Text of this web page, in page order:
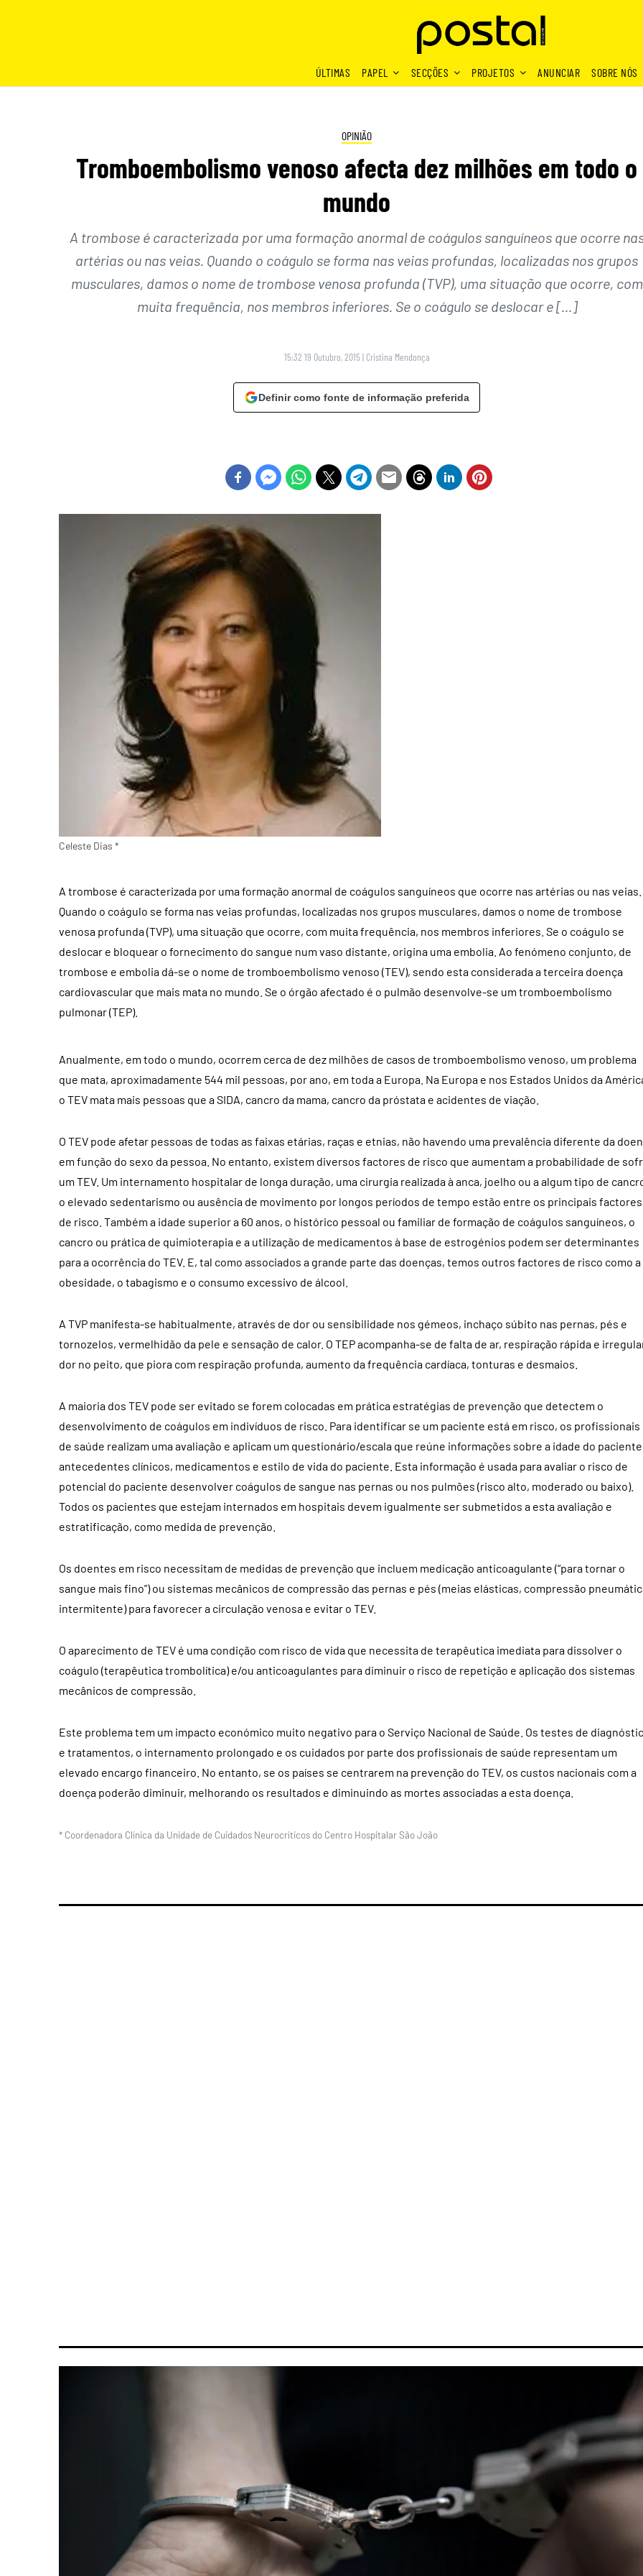
ÚLTIMAS
PAPEL SECÇÕES PROJETOS ANUNCIAR SOBRE NÓS
OPINIÃO
Tromboembolismo venoso afecta dez milhões em todo o
mundo
A trombose é caracterizada por uma formação anormal de coágulos sanguíneos que ocorre
artérias ou nas veias. Quando o coágulo se forma nas veias profundas, localizadas nos grupos
musculares, damos o nome de trombose venosa profunda (TVP), uma situação que ocorre, com
muita frequência, nos membros inferiores. Se o coágulo se deslocar e […]
15:32 19 Outubro, 2015 | Cristina Mendonça
Definir como fonte de informação preferida
Celeste Dias *
A trombose é caracterizada por uma formação anormal de coágulos sanguíneos que ocorre nas artérias ou nas veias.
Quando o coágulo se forma nas veias profundas, localizadas nos grupos musculares, damos o nome de trombose
venosa profunda (TVP), uma situação que ocorre, com muita frequência, nos membros inferiores. Se o coágulo se
deslocar e bloquear o fornecimento do sangue num vaso distante, origina uma embolia. Ao fenómeno conjunto, de
trombose e embolia dá-se o nome de tromboembolismo venoso (TEV), sendo esta considerada a terceira doença
cardiovascular que mais mata no mundo. Se o órgão afectado é o pulmão desenvolve-se um tromboembolismo
pulmonar (TEP).
Anualmente, em todo o mundo, ocorrem cerca de dez milhões de casos de tromboembolismo venoso, um problema
que mata, aproximadamente 544 mil pessoas, por ano, em toda a Europa. Na Europa e nos Estados Unidos da
o TEV mata mais pessoas que a SIDA, cancro da mama, cancro da próstata e acidentes de viação.
O TEV pode afetar pessoas de todas as faixas etárias, raças e etnias, não havendo uma prevalência diferente da
em função do sexo da pessoa. No entanto, existem diversos factores de risco que aumentam a probabilidade de
um TEV. Um internamento hospitalar de longa duração, uma cirurgia realizada à anca, joelho ou a algum tipo de
o elevado sedentarismo ou ausência de movimento por longos períodos de tempo estão entre os principais factores
de risco. Também a idade superior a 60 anos, o histórico pessoal ou familiar de formação de coágulos sanguíneos, o
cancro ou prática de quimioterapia e a utilização de medicamentos à base de estrogénios podem ser determinantes
para a ocorrência do TEV. E, tal como associados a grande parte das doenças, temos outros factores de risco como a
obesidade, o tabagismo e o consumo excessivo de álcool.
A TVP manifesta-se habitualmente, através de dor ou sensibilidade nos gémeos, inchaço súbito nas pernas, pés e
tornozelos, vermelhidão da pele e sensação de calor. O TEP acompanha-se de falta de ar, respiração rápida e
dor no peito, que piora com respiração profunda, aumento da frequência cardíaca, tonturas e desmaios.
A maioria dos TEV pode ser evitado se forem colocadas em prática estratégias de prevenção que detectem o
desenvolvimento de coágulos em indivíduos de risco. Para identificar se um paciente está em risco, os profissionais
de saúde realizam uma avaliação e aplicam um questionário/escala que reúne informações sobre a idade do
antecedentes clínicos, medicamentos e estilo de vida do paciente. Esta informação é usada para avaliar o risco de
potencial do paciente desenvolver coágulos de sangue nas pernas ou nos pulmões (risco alto, moderado ou baixo).
Todos os pacientes que estejam internados em hospitais devem igualmente ser submetidos a esta avaliação e
estratificação, como medida de prevenção.
Os doentes em risco necessitam de medidas de prevenção que incluem medicação anticoagulante (“para tornar o
sangue mais fino”) ou sistemas mecânicos de compressão das pernas e pés (meias elásticas, compressão
intermitente) para favorecer a circulação venosa e evitar o TEV.
O aparecimento de TEV é uma condição com risco de vida que necessita de terapêutica imediata para dissolver o
coágulo (terapêutica trombolítica) e/ou anticoagulantes para diminuir o risco de repetição e aplicação dos sistemas
mecânicos de compressão.
Este problema tem um impacto económico muito negativo para o Serviço Nacional de Saúde. Os testes de
e tratamentos, o internamento prolongado e os cuidados por parte dos profissionais de saúde representam um
elevado encargo financeiro. No entanto, se os países se centrarem na prevenção do TEV, os custos nacionais com a
doença poderão diminuir, melhorando os resultados e diminuindo as mortes associadas a esta doença.
* Coordenadora Clínica da Unidade de Cuidados Neurocríticos do Centro Hospitalar São João